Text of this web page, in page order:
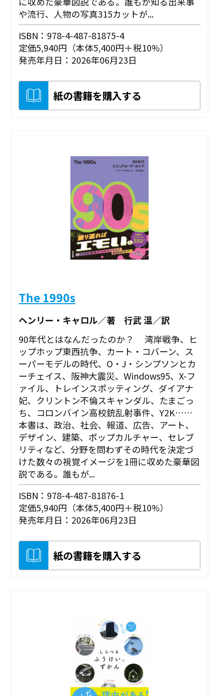
や流行、人物の写真315カットが...
ISBN：978-4-487-81875-4
定価5,940円（本体5,400円＋税10%）
発売年月日：2026年06月23日
紙の書籍を購入する
The 1990s
ヘンリー・キャロル／著 行武 温／訳
90年代とはなんだったのか？ 湾岸戦争、ヒ
ップホップ東西抗争、カート・コバーン、ス
ーパーモデルの時代、O・J・シンプソンとカ
ーチェイス、阪神大震災、Windows95、X-フ
ァイル、トレインスポッティング、ダイアナ
妃、クリントン不倫スキャンダル、たまごっ
ち、コロンバイン高校銃乱射事件、Y2K……
本書は、政治、社会、報道、広告、アート、
デザイン、建築、ポップカルチャー、セレブ
リティなど、分野を問わずその時代を決定づ
けた数々の視覚イメージを1冊に収めた豪華図
説である。誰もが...
ISBN：978-4-487-81876-1
定価5,940円（本体5,400円＋税10%）
発売年月日：2026年06月23日
紙の書籍を購入する